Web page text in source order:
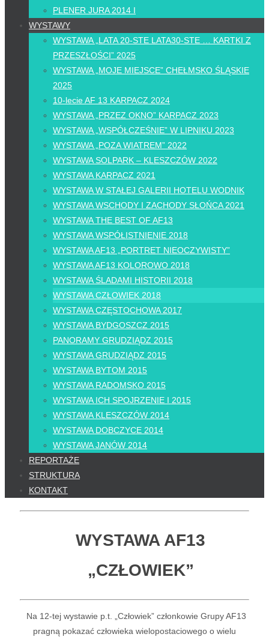
PLENER JURA 2014 I
WYSTAWY
WYSTAWA „LATA 20-STE LATA30-STE … KARTKI Z
PRZESZŁOŚCI” 2025
WYSTAWA „MOJE MIEJSCE” CHEŁMSKO ŚLĄSKIE
2025
10-lecie AF 13 KARPACZ 2024
WYSTAWA „PRZEZ OKNO” KARPACZ 2023
WYSTAWA „WSPÓŁCZEŚNIE” W LIPNIKU 2023
WYSTAWA „POZA WIATREM” 2022
WYSTAWA SOLPARK – KLESZCZÓW 2022
WYSTAWA KARPACZ 2021
WYSTAWA W STAŁEJ GALERII HOTELU WODNIK
WYSTAWA WSCHODY I ZACHODY SŁOŃCA 2021
WYSTAWA THE BEST OF AF13
WYSTAWA WSPÓŁISTNIENIE 2018
WYSTAWA AF13 „PORTRET NIEOCZYWISTY”
WYSTAWA AF13 KOLOROWO 2018
WYSTAWA ŚLADAMI HISTORII 2018
WYSTAWA CZŁOWIEK 2018
WYSTAWA CZĘSTOCHOWA 2017
WYSTAWA BYDGOSZCZ 2015
PANORAMY GRUDZIĄDZ 2015
WYSTAWA GRUDZIĄDZ 2015
WYSTAWA BYTOM 2015
WYSTAWA RADOMSKO 2015
WYSTAWA ICH SPOJRZENIE I 2015
WYSTAWA KLESZCZÓW 2014
WYSTAWA DOBCZYCE 2014
WYSTAWA JANÓW 2014
REPORTAŻE
STRUKTURA
KONTAKT
WYSTAWA AF13
„CZŁOWIEK”
Na 12-tej wystawie p.t. „Człowiek” członkowie Grupy AF13
pragną pokazać człowieka wielopostaciowego o wielu